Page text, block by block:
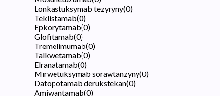
Lonkastuksymab tezyryny(0)
Teklistamab(0)
Epkorytamab(0)
Glofitamab(0)
Tremelimumab(0)
Talkwetamab(0)
Elranatamab(0)
Mirwetuksymab sorawtanzyny(0)
Datopotamab derukstekan(0)
Amiwantamab(0)